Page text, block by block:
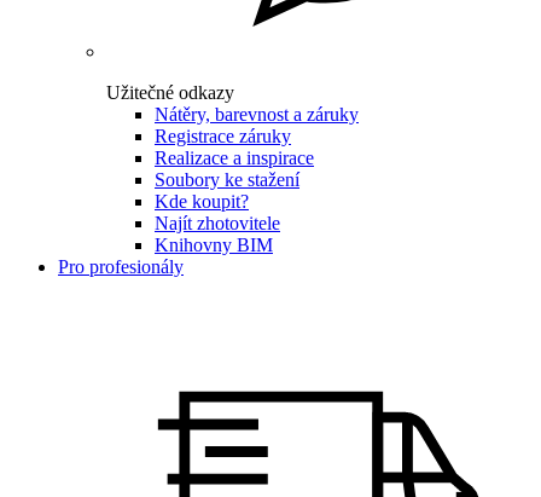
Užitečné odkazy
Nátěry, barevnost a záruky
Registrace záruky
Realizace a inspirace
Soubory ke stažení
Kde koupit?
Najít zhotovitele
Knihovny BIM
Pro profesionály